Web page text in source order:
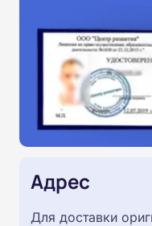
Адрес
Для доставки